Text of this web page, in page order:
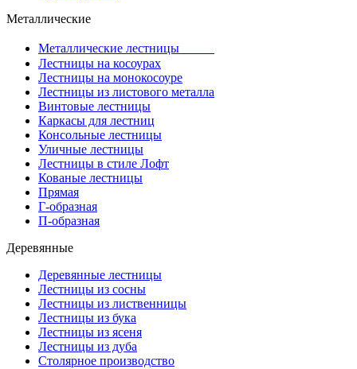
Металлические
Металлические лестницы
Лестницы на косоурах
Лестницы на монокосоуре
Лестницы из листового металла
Винтовые лестницы
Каркасы для лестниц
Консольные лестницы
Уличные лестницы
Лестницы в стиле Лофт
Кованые лестницы
Прямая
Г-образная
П-образная
Деревянные
Деревянные лестницы
Лестницы из сосны
Лестницы из лиственницы
Лестницы из бука
Лестницы из ясеня
Лестницы из дуба
Столярное производство